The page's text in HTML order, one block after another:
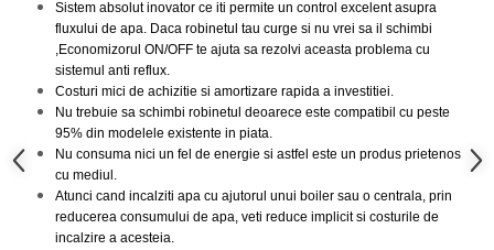
Sistem absolut inovator ce iti permite un control excelent asupra
fluxului de apa. Daca robinetul tau curge si nu vrei sa il schimbi
,Economizorul ON/OFF te ajuta sa rezolvi aceasta problema cu
sistemul anti reflux.
Costuri mici de achizitie si amortizare rapida a investitiei.
Nu trebuie sa schimbi robinetul deoarece este compatibil cu peste
95% din modelele existente in piata.
Nu consuma nici un fel de energie si astfel este un produs prietenos
cu mediul.
Atunci cand incalziti apa cu ajutorul unui boiler sau o centrala, prin
reducerea consumului de apa, veti reduce implicit si costurile de
incalzire a acesteia.